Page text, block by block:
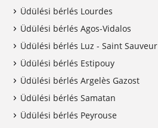
Üdülési bérlés Lourdes
Üdülési bérlés Agos-Vidalos
Üdülési bérlés Luz - Saint Sauveur
Üdülési bérlés Estipouy
Üdülési bérlés Argelès Gazost
Üdülési bérlés Samatan
Üdülési bérlés Peyrouse